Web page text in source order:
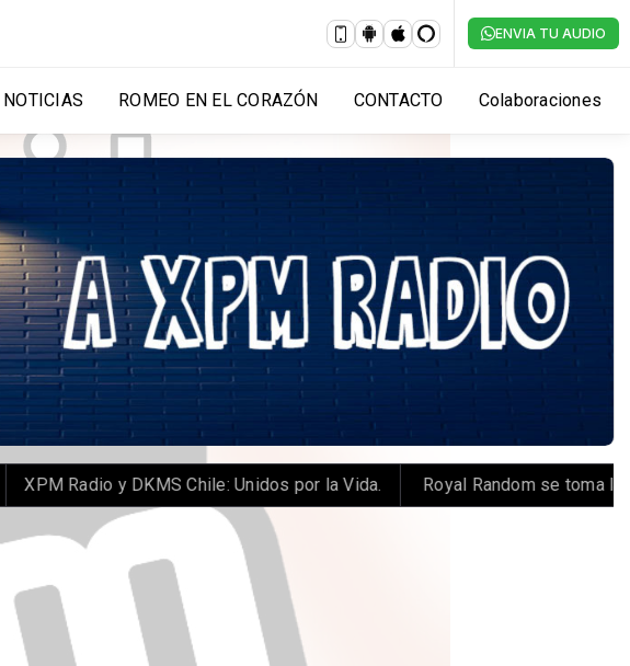
ENVIA TU AUDIO
NOTICIAS ROMEO EN EL CORAZÓN CONTACTO Colaboraciones
XPM Radio y DKMS Chile: Unidos por la Vida. Royal Random se toma las